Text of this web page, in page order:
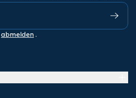
abmelden .